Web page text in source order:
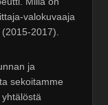
valokuvaaja
2017).
ja
sekoitamme